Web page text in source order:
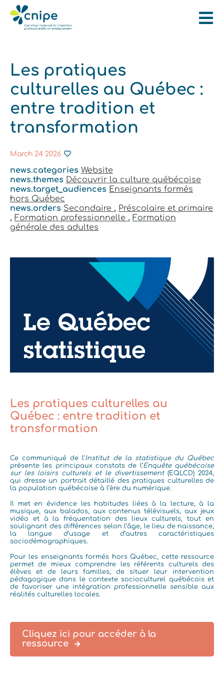
Les pratiques
culturelles au Québec :
entre tradition et
transformation
March 24 2026
news.categories Website
news.themes Découvrir la culture québécoise
news.target_audiences Enseignants formés
hors Québec
news.orders Secondaire , Préscolaire et primaire
, Formation professionnelle , Formation
générale des adultes
Les pratiques culturelles au
Québec : entre tradition et
transformation
Ce communiqué de l’Institut de la statistique du Québec
présente les principaux constats de l’Enquête québécoise
sur les loisirs culturels et le divertissement(EQLCD) 2024,
qui dresse un portrait détaillé des pratiques culturelles de
la population québécoise à l’ère du numérique.
Il met en évidence les habitudes liées à la lecture, à la
musique, aux balados, aux contenus télévisuels, aux jeux
vidéo et à la fréquentation des lieux culturels, tout en
soulignant des différences selon l’âge, le lieu de naissance,
la langue d’usage et d’autres caractéristiques
sociodémographiques.
Pour les enseignants formés hors Québec, cette ressource
permet de mieux comprendre les référents culturels des
élèves et de leurs familles, de situer leur intervention
pédagogique dans le contexte socioculturel québécois et
de favoriser une intégration professionnelle sensible aux
réalités culturelles locales.
Cliquez ici pour accéder à la
ressource